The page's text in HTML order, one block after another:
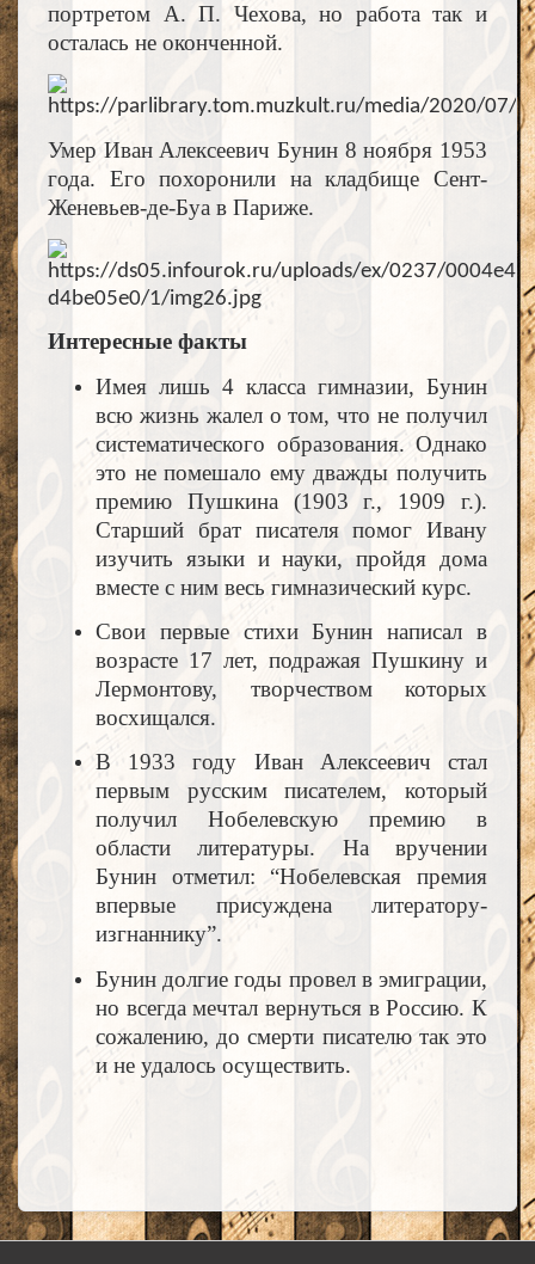
портретом А. П. Чехова, но работа так и
осталась не оконченной.
Умер Иван Алексеевич Бунин 8 ноября 1953
года. Его похоронили на кладбище Сент-
Женевьев-де-Буа в Париже.
Интересные факты
Имея лишь 4 класса гимназии, Бунин
всю жизнь жалел о том, что не получил
систематического образования. Однако
это не помешало ему дважды получить
премию Пушкина (1903 г., 1909 г.).
Старший брат писателя помог Ивану
изучить языки и науки, пройдя дома
вместе с ним весь гимназический курс.
Свои первые стихи Бунин написал в
возрасте 17 лет, подражая Пушкину и
Лермонтову, творчеством которых
восхищался.
В 1933 году Иван Алексеевич стал
первым русским писателем, который
получил Нобелевскую премию в
области литературы. На вручении
Бунин отметил: “Нобелевская премия
впервые присуждена литератору-
изгнаннику”.
Бунин долгие годы провел в эмиграции,
но всегда мечтал вернуться в Россию. К
сожалению, до смерти писателю так это
и не удалось осуществить.